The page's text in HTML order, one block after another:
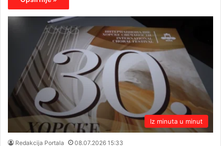
Iz minuta u minut
Redakcija Portala 08.07.2026 15:33